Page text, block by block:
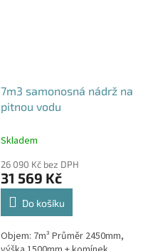
7m3 samonosná nádrž na
pitnou vodu
Skladem
26 090 Kč bez DPH
31 569 Kč
Do košíku
Objem: 7m³ Průměr 2450mm,